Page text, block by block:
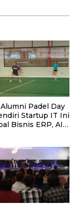
Padel Day
Startup IT Ini
Bisnis ERP, AI,